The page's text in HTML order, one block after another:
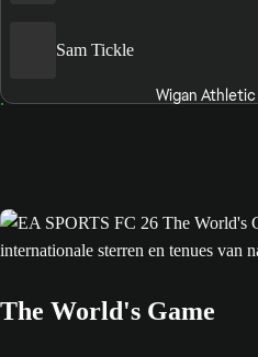
Sam Tickle
Wigan
The World's Game